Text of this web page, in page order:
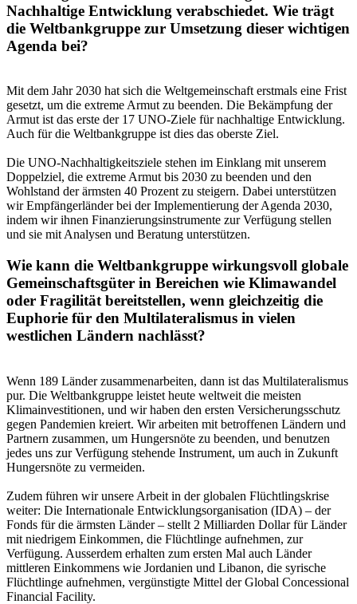
Nachhaltige Entwicklung verabschiedet. Wie trägt
die Weltbankgruppe zur Umsetzung dieser wichtigen
Agenda bei?
Mit dem Jahr 2030 hat sich die Weltgemeinschaft erstmals eine Frist
gesetzt, um die extreme Armut zu beenden. Die Bekämpfung der
Armut ist das erste der 17 UNO-Ziele für nachhaltige Entwicklung.
Auch für die Weltbankgruppe ist dies das oberste Ziel.
Die UNO-Nachhaltigkeitsziele stehen im Einklang mit unserem
Doppelziel, die extreme Armut bis 2030 zu beenden und den
Wohlstand der ärmsten 40 Prozent zu steigern. Dabei unterstützen
wir Empfängerländer bei der Implementierung der Agenda 2030,
indem wir ihnen Finanzierungsinstrumente zur Verfügung stellen
und sie mit Analysen und Beratung unterstützen.
Wie kann die Weltbankgruppe wirkungsvoll globale
Gemeinschaftsgüter in Bereichen wie Klimawandel
oder Fragilität bereitstellen, wenn gleichzeitig die
Euphorie für den Multilateralismus in vielen
westlichen Ländern nachlässt?
Wenn 189 Länder zusammenarbeiten, dann ist das Multilateralismus
pur. Die Weltbankgruppe leistet heute weltweit die meisten
Klimainvestitionen, und wir haben den ersten Versicherungsschutz
gegen Pandemien kreiert. Wir arbeiten mit betroffenen Ländern und
Partnern zusammen, um Hungersnöte zu beenden, und benutzen
jedes uns zur Verfügung stehende Instrument, um auch in Zukunft
Hungersnöte zu vermeiden.
Zudem führen wir unsere Arbeit in der globalen Flüchtlingskrise
weiter: Die Internationale Entwicklungsorganisation (IDA) – der
Fonds für die ärmsten Länder – stellt 2 Milliarden Dollar für Länder
mit niedrigem Einkommen, die Flüchtlinge aufnehmen, zur
Verfügung. Ausserdem erhalten zum ersten Mal auch Länder
mittleren Einkommens wie Jordanien und Libanon, die syrische
Flüchtlinge aufnehmen, vergünstigte Mittel der Global Concessional
Financial Facility.